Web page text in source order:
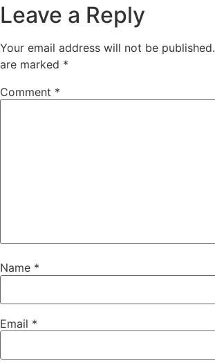
Leave a Reply
Your email address will not be published.
are marked *
Comment *
Name *
Email *